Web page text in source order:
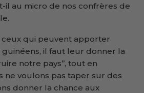
t-il au micro de nos confrères de
ceux qui peuvent apporter
il faut leur donner la
notre pays’’, tout en
ne voulons pas taper sur des
donner la chance aux